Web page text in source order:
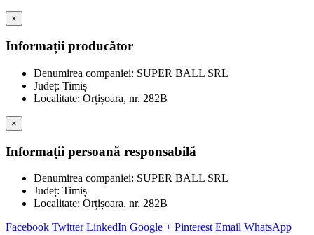
×
Informații producător
Denumirea companiei: SUPER BALL SRL
Județ: Timiș
Localitate: Orțișoara, nr. 282B
×
Informații persoană responsabilă
Denumirea companiei: SUPER BALL SRL
Județ: Timiș
Localitate: Orțișoara, nr. 282B
Facebook Twitter LinkedIn Google + Pinterest Email WhatsApp